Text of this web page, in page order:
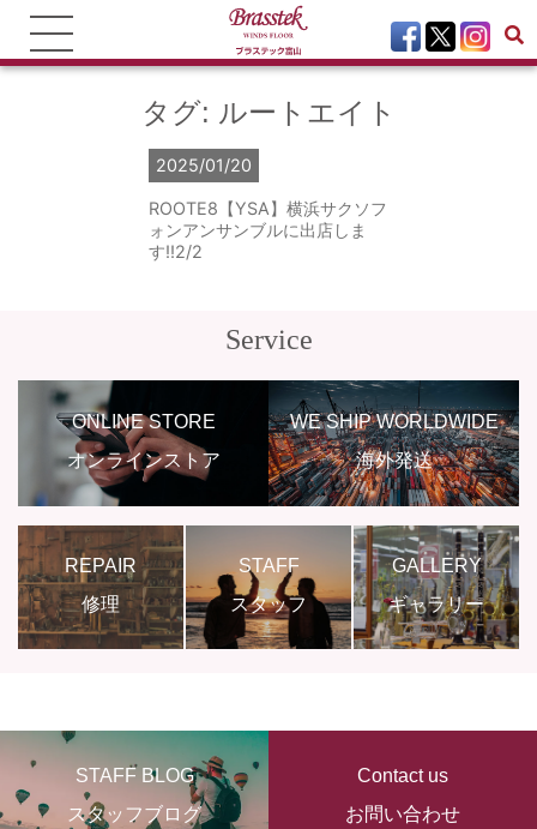
タグ: ルートエイト
2025/01/20
ROOTE8【YSA】横浜サクソフ
ォンアンサンブルに出店しま
す!!2/2
Service
ONLINE STORE
オンラインストア
WE SHIP WORLDWIDE
海外発送
REPAIR
修理
STAFF
スタッフ
GALLERY
ギャラリー
STAFF BLOG
スタッフブログ
Contact us
お問い合わせ